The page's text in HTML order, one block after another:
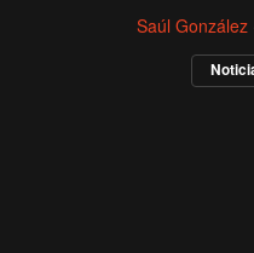
Saúl González